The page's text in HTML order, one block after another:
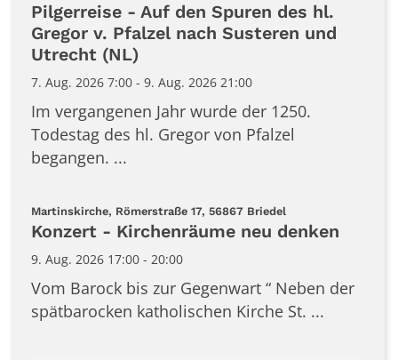
Pilgerreise - Auf den Spuren des hl.
Gregor v. Pfalzel nach Susteren und
Utrecht (NL)
7. Aug. 2026 7:00 - 9. Aug. 2026 21:00
Im vergangenen Jahr wurde der 1250.
Todestag des hl. Gregor von Pfalzel
begangen. ...
Martinskirche, Römerstraße 17, 56867 Briedel
Konzert - Kirchenräume neu denken
9. Aug. 2026 17:00 - 20:00
Vom Barock bis zur Gegenwart “ Neben der
spätbarocken katholischen Kirche St. ...